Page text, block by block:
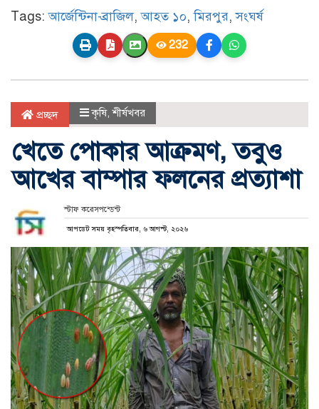
Tags:আর্জেন্টিনা-ব্রাজিল,আহত ১০,মিরপুর,সংঘর্ষ
232
প্রচ্ছদ কৃষি,শীর্ষখবর
খেতে পোকার আক্রমণ, তবুও
আখের বাম্পার ফলনের প্রত্যাশা
স্টাফ করেসপন্ডেন্ট
আপডেট সময় বৃহস্পতিবার, ৬ আগস্ট, ২০২৬